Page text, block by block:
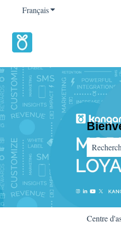
FrançaisAfficher le sous-menu
Il n'y a
Centre